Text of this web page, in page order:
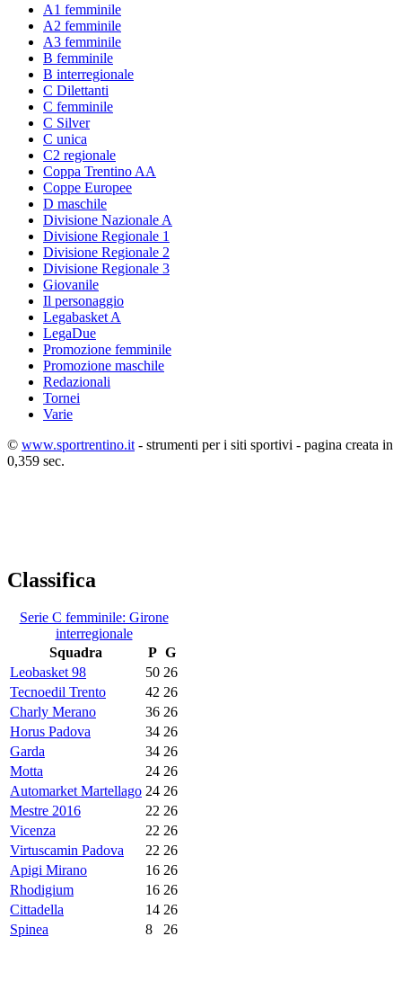
A1 femminile
A2 femminile
A3 femminile
B femminile
B interregionale
C Dilettanti
C femminile
C Silver
C unica
C2 regionale
Coppa Trentino AA
Coppe Europee
D maschile
Divisione Nazionale A
Divisione Regionale 1
Divisione Regionale 2
Divisione Regionale 3
Giovanile
Il personaggio
Legabasket A
LegaDue
Promozione femminile
Promozione maschile
Redazionali
Tornei
Varie
© www.sportrentino.it - strumenti per i siti sportivi - pagina creata in
0,359 sec.
Classifica
Serie C femminile: Girone
interregionale
Squadra
P G
Leobasket 98
50 26
Tecnoedil Trento
42 26
Charly Merano
36 26
Horus Padova
34 26
Garda
34 26
Motta
24 26
Automarket Martellago 24 26
Mestre 2016
22 26
Vicenza
22 26
Virtuscamin Padova
22 26
Apigi Mirano
16 26
Rhodigium
16 26
Cittadella
14 26
Spinea
8 26